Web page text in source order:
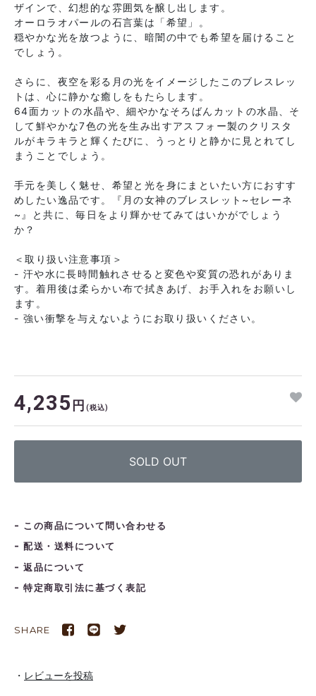
ザインで、幻想的な雰囲気を醸し出します。
オーロラオパールの石言葉は「希望」。
穏やかな光を放つように、暗闇の中でも希望を届けること
でしょう。
さらに、夜空を彩る月の光をイメージしたこのブレスレッ
トは、心に静かな癒しをもたらします。
64面カットの水晶や、細やかなそろばんカットの水晶、そ
して鮮やかな7色の光を生み出すアスフォー製のクリスタ
ルがキラキラと輝くたびに、うっとりと静かに見とれてし
まうことでしょう。
手元を美しく魅せ、希望と光を身にまといたい方におすす
めしたい逸品です。『月の女神のブレスレット~セレーネ
~』と共に、毎日をより輝かせてみてはいかがでしょう
か？
＜取り扱い注意事項＞
- 汗や水に長時間触れさせると変色や変質の恐れがありま
す。着用後は柔らかい布で拭きあげ、お手入れをお願いし
ます。
- 強い衝撃を与えないようにお取り扱いください。
この商品について問い合わせる
配送・送料について
返品について
特定商取引法に基づく表記
SHARE
レビューを投稿
4,235 円 (税込)
SOLD OUT